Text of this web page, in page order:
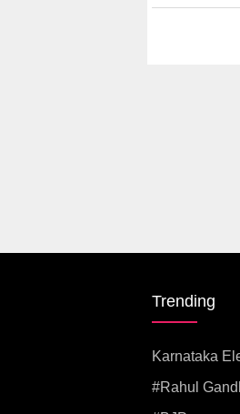
Trending
Karnataka
#rahul